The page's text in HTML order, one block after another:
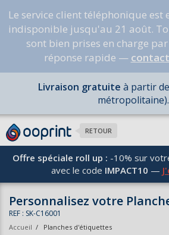
Le service client téléphonique
indisponible jusqu'au 21 août.
sont bien prises en charge
réponse rapide —
Livraison gratuite à partir
métropolitaine).
RETOUR
Offre spéciale roll up : -10% sur
avec le code IMPACT10 —
Personnalisez votre
REF : SK-C16001
Accueil / Planches d'étiquettes